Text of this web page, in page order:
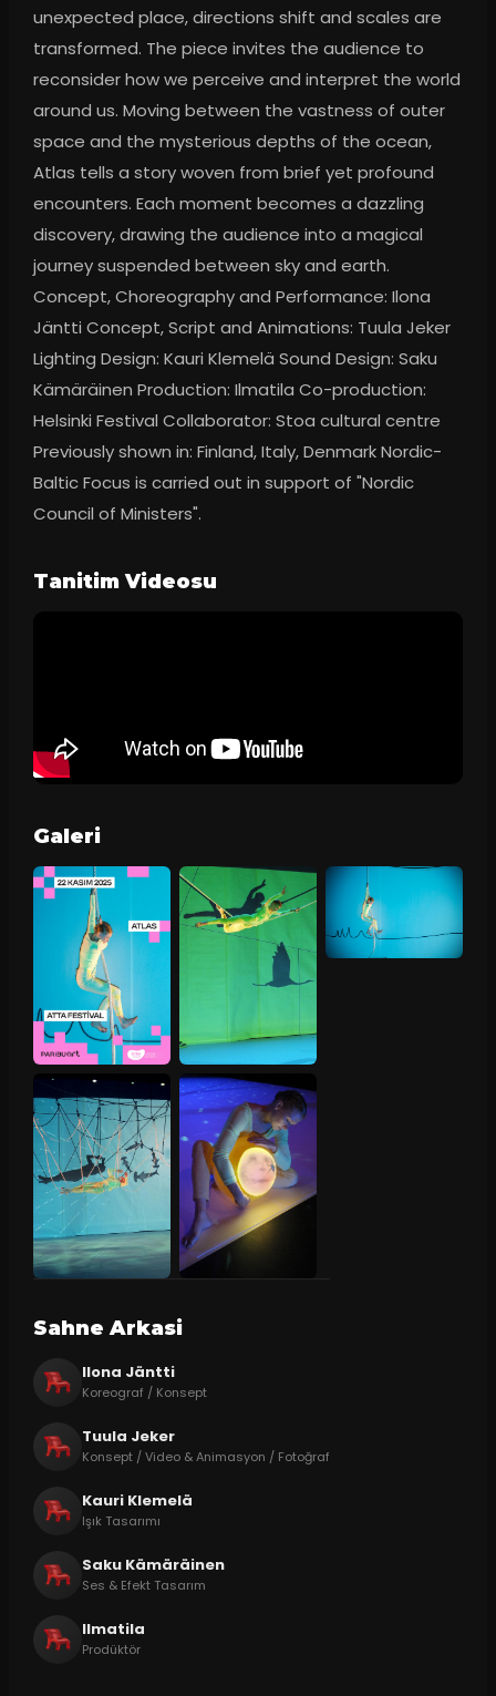
unexpected place, directions shift and scales are
transformed. The piece invites the audience to
reconsider how we perceive and interpret the world
around us. Moving between the vastness of outer
space and the mysterious depths of the ocean,
Atlas tells a story woven from brief yet profound
encounters. Each moment becomes a dazzling
discovery, drawing the audience into a magical
journey suspended between sky and earth.
Concept, Choreography and Performance: Ilona
Jäntti Concept, Script and Animations: Tuula Jeker
Lighting Design: Kauri Klemelä Sound Design: Saku
Kämäräinen Production: Ilmatila Co-production:
Helsinki Festival Collaborator: Stoa cultural centre
Previously shown in: Finland, Italy, Denmark Nordic-
Baltic Focus is carried out in support of "Nordic
Council of Ministers".
Tanitim Videosu
Galeri
Sahne Arkasi
Ilona Jäntti
Koreograf / Konsept
Tuula Jeker
Konsept / Video & Animasyon / Fotoğraf
Kauri Klemelä
Işık Tasarımı
Saku Kämäräinen
Ses & Efekt Tasarım
Ilmatila
Prodüktör